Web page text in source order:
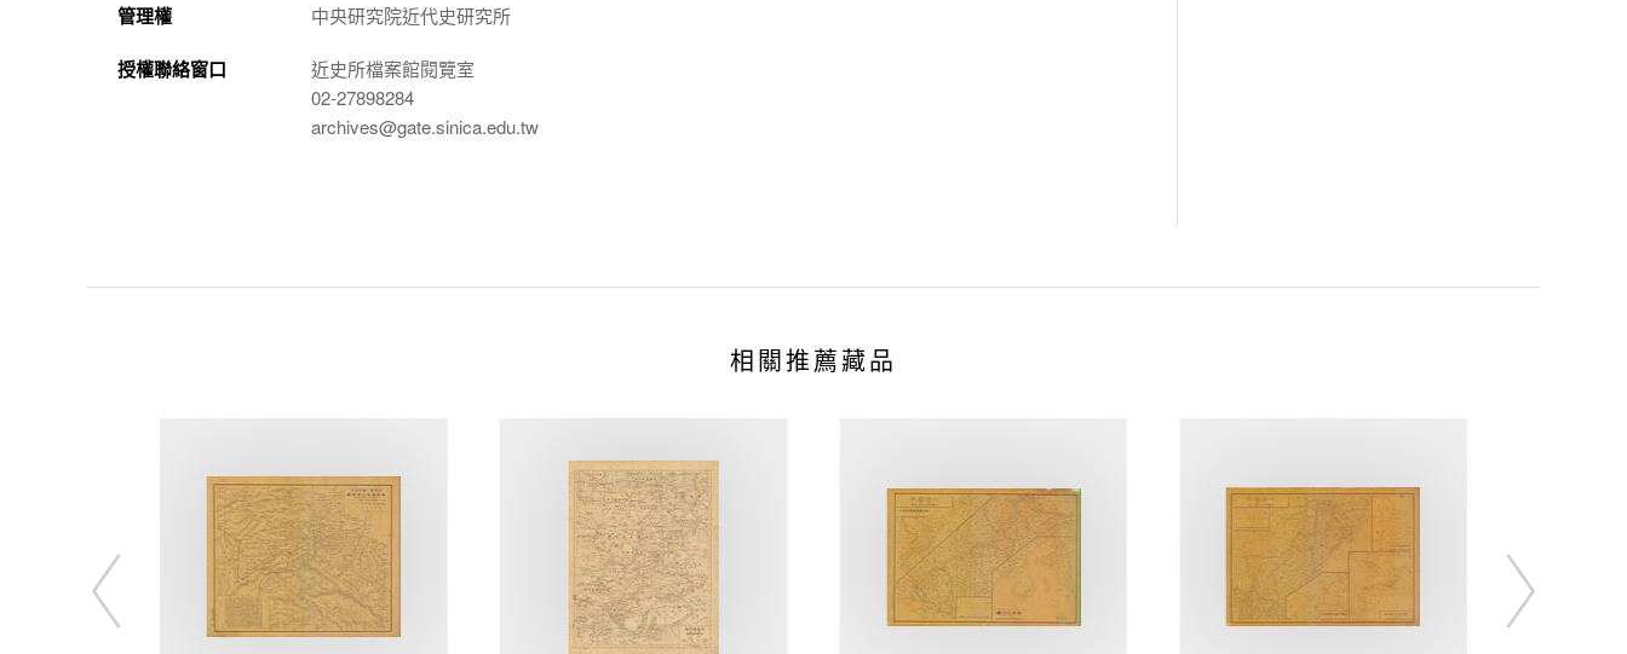
管理權 中央研究院近代史研究所
授權聯絡窗口
近史所檔案館閱覽室
02-27898284
archives@gate.sinica.edu.tw
相關推薦藏品